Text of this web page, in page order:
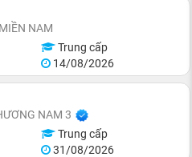
NAM
Trung cấp
14/08/2026
NAM 3
Trung cấp
31/08/2026